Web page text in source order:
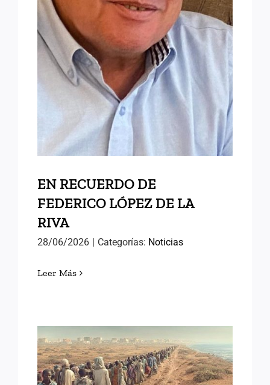
RIVA
EN RECUERDO DE
FEDERICO LÓPEZ DE LA
RIVA
28/06/2026 Categorías: Noticias
Leer Más
EMIGRACIÓN Y SOCIEDAD